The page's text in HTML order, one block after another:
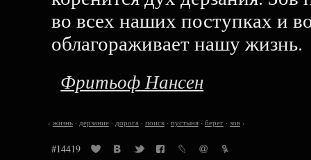
во всех наших поступках и
облагораживает нашу жизнь.
Фритьоф Нансен
‹ жизнь· дерзание· дорога· поиск· пустыня· берег· зов›
#14419